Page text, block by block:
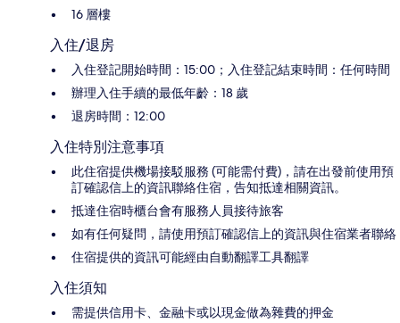
16 層樓
入住/退房
入住登記開始時間：15:00；入住登記結束時間：任何時間
辦理入住手續的最低年齡：18 歲
退房時間：12:00
入住特別注意事項
此住宿提供機場接駁服務 (可能需付費)，請在出發前使用預
訂確認信上的資訊聯絡住宿，告知抵達相關資訊。
抵達住宿時櫃台會有服務人員接待旅客
如有任何疑問，請使用預訂確認信上的資訊與住宿業者聯絡
住宿提供的資訊可能經由自動翻譯工具翻譯
入住須知
需提供信用卡、金融卡或以現金做為雜費的押金